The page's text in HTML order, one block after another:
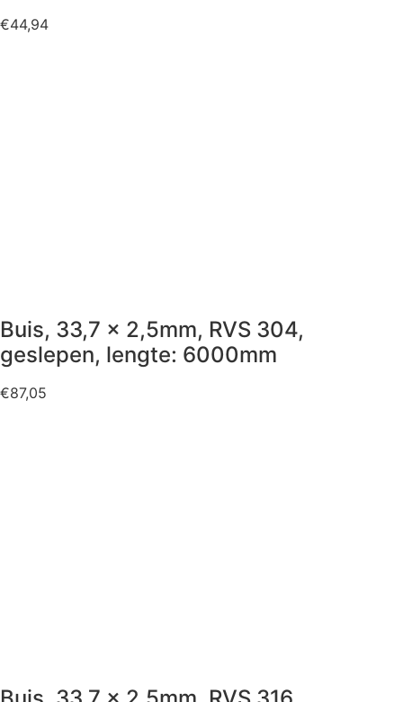
€44,94
Buis, 33,7 x 2,5mm, RVS 304,
geslepen, lengte: 6000mm
€87,05